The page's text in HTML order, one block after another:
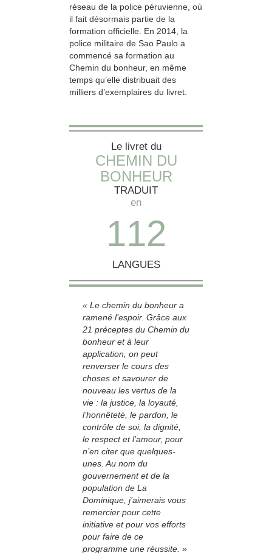
réseau de la police péruvienne, où
il fait désormais partie de la
formation officielle. En 2014, la
police militaire de Sao Paulo a
commencé sa formation au
Chemin du bonheur, en même
temps qu’elle distribuait des
milliers d’exemplaires du livret.
Le livret du
CHEMIN DU
BONHEUR
TRADUIT
en
112
LANGUES
« Le chemin du bonheur a
ramené l’espoir. Grâce aux
21 préceptes du Chemin du
bonheur et à leur
application, on peut
renverser le cours des
choses et savourer de
nouveau les vertus de la
vie : la justice, la loyauté,
l’honnêteté, le pardon, le
contrôle de soi, la dignité,
le respect et l’amour, pour
n’en citer que quelques-
unes. Au nom du
gouvernement et de la
population de La
Dominique, j’aimerais vous
remercier pour cette
initiative et pour vos efforts
pour faire de ce
programme une réussite. »